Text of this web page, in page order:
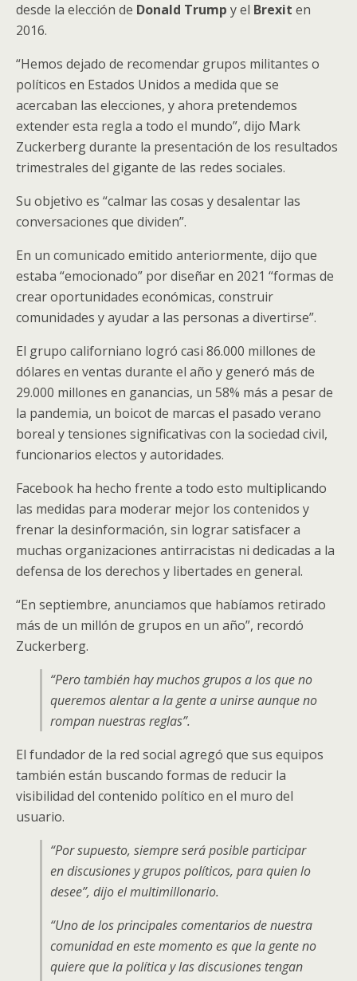
desde la elección de Donald Trump y el Brexit en
2016.
“Hemos dejado de recomendar grupos militantes o
políticos en Estados Unidos a medida que se
acercaban las elecciones, y ahora pretendemos
extender esta regla a todo el mundo”, dijo Mark
Zuckerberg durante la presentación de los resultados
trimestrales del gigante de las redes sociales.
Su objetivo es “calmar las cosas y desalentar las
conversaciones que dividen”.
En un comunicado emitido anteriormente, dijo que
estaba “emocionado” por diseñar en 2021 “formas de
crear oportunidades económicas, construir
comunidades y ayudar a las personas a divertirse”.
El grupo californiano logró casi 86.000 millones de
dólares en ventas durante el año y generó más de
29.000 millones en ganancias, un 58% más a pesar de
la pandemia, un boicot de marcas el pasado verano
boreal y tensiones significativas con la sociedad civil,
funcionarios electos y autoridades.
Facebook ha hecho frente a todo esto multiplicando
las medidas para moderar mejor los contenidos y
frenar la desinformación, sin lograr satisfacer a
muchas organizaciones antirracistas ni dedicadas a la
defensa de los derechos y libertades en general.
“En septiembre, anunciamos que habíamos retirado
más de un millón de grupos en un año”, recordó
Zuckerberg.
“Pero también hay muchos grupos a los que no
queremos alentar a la gente a unirse aunque no
rompan nuestras reglas”.
El fundador de la red social agregó que sus equipos
también están buscando formas de reducir la
visibilidad del contenido político en el muro del
usuario.
“Por supuesto, siempre será posible participar
en discusiones y grupos políticos, para quien lo
desee”, dijo el multimillonario.
“Uno de los principales comentarios de nuestra
comunidad en este momento es que la gente no
quiere que la política y las discusiones tengan